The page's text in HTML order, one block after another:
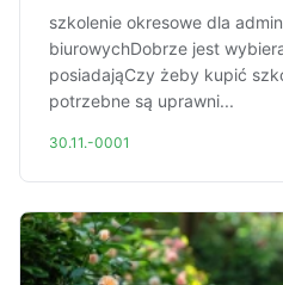
szkolenie okresowe dla
biurowychDobrze jest
posiadająCzy żeby kupić
potrzebne są uprawni...
30.11.-0001